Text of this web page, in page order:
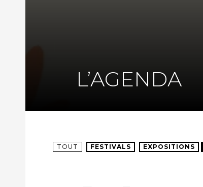
L’AGENDA
TOUT FESTIVALS EXPOSITIONS